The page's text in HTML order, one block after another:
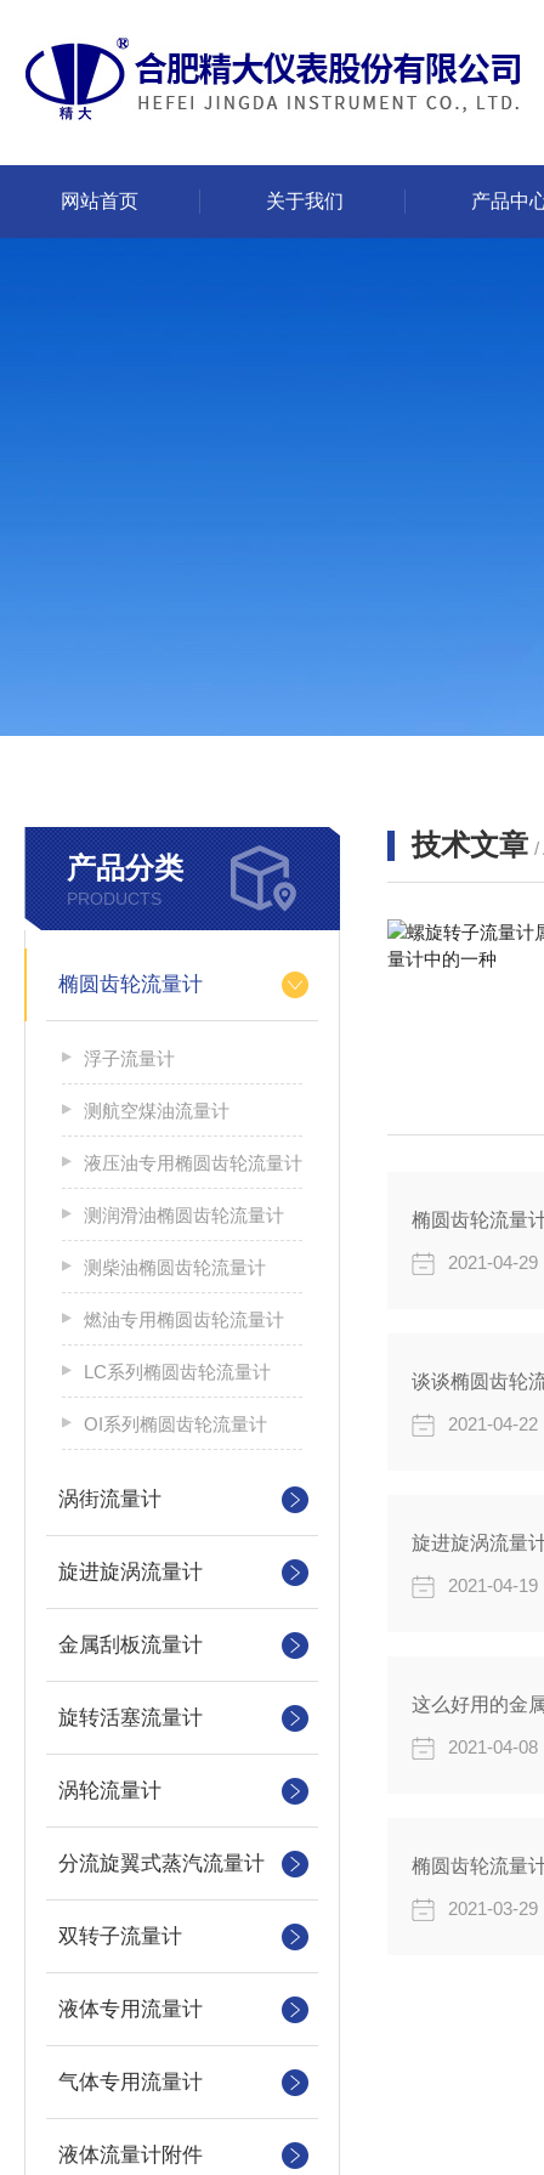
网站首页 关于我们 产品中
产品分类
PRODUCTS
椭圆齿轮流量计
浮子流量计
测航空煤油流量计
液压油专用椭圆齿轮流量计
测润滑油椭圆齿轮流量计
测柴油椭圆齿轮流量计
燃油专用椭圆齿轮流量计
LC系列椭圆齿轮流量计
OI系列椭圆齿轮流量计
涡街流量计
旋进旋涡流量计
金属刮板流量计
旋转活塞流量计
涡轮流量计
分流旋翼式蒸汽流量计
双转子流量计
液体专用流量计
气体专用流量计
液体流量计附件
技术文章 /
椭圆齿轮流量
2021-04-29
谈谈椭圆齿轮
2021-04-22
旋进旋涡流量
2021-04-19
这么好用的金
2021-04-08
椭圆齿轮流量
2021-03-29